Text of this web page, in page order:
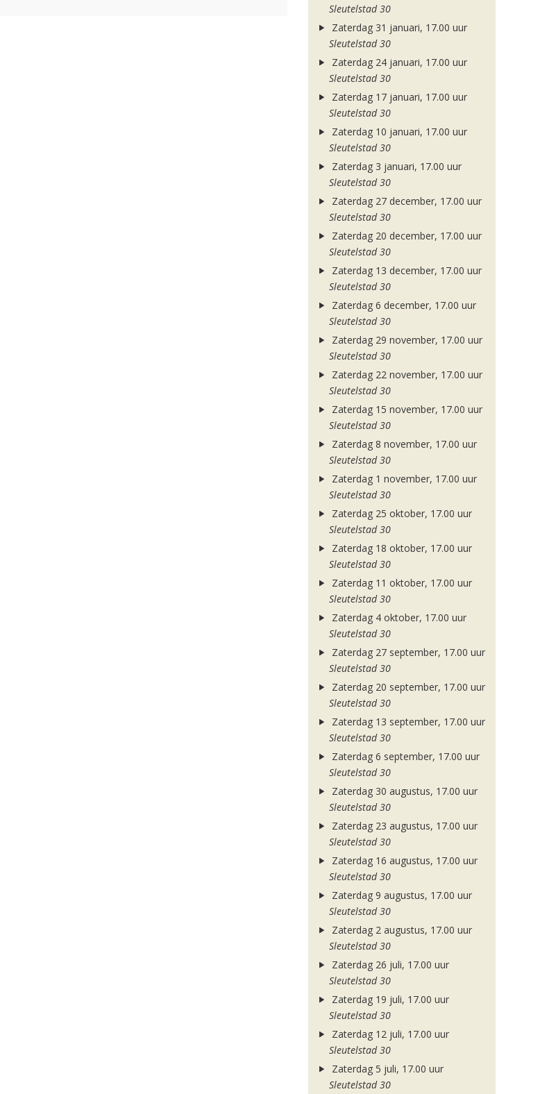
Sleutelstad 30
Zaterdag 31 januari, 17.00 uur
Sleutelstad 30
Zaterdag 24 januari, 17.00 uur
Sleutelstad 30
Zaterdag 17 januari, 17.00 uur
Sleutelstad 30
Zaterdag 10 januari, 17.00 uur
Sleutelstad 30
Zaterdag 3 januari, 17.00 uur
Sleutelstad 30
Zaterdag 27 december, 17.00 uur
Sleutelstad 30
Zaterdag 20 december, 17.00 uur
Sleutelstad 30
Zaterdag 13 december, 17.00 uur
Sleutelstad 30
Zaterdag 6 december, 17.00 uur
Sleutelstad 30
Zaterdag 29 november, 17.00 uur
Sleutelstad 30
Zaterdag 22 november, 17.00 uur
Sleutelstad 30
Zaterdag 15 november, 17.00 uur
Sleutelstad 30
Zaterdag 8 november, 17.00 uur
Sleutelstad 30
Zaterdag 1 november, 17.00 uur
Sleutelstad 30
Zaterdag 25 oktober, 17.00 uur
Sleutelstad 30
Zaterdag 18 oktober, 17.00 uur
Sleutelstad 30
Zaterdag 11 oktober, 17.00 uur
Sleutelstad 30
Zaterdag 4 oktober, 17.00 uur
Sleutelstad 30
Zaterdag 27 september, 17.00 uur
Sleutelstad 30
Zaterdag 20 september, 17.00 uur
Sleutelstad 30
Zaterdag 13 september, 17.00 uur
Sleutelstad 30
Zaterdag 6 september, 17.00 uur
Sleutelstad 30
Zaterdag 30 augustus, 17.00 uur
Sleutelstad 30
Zaterdag 23 augustus, 17.00 uur
Sleutelstad 30
Zaterdag 16 augustus, 17.00 uur
Sleutelstad 30
Zaterdag 9 augustus, 17.00 uur
Sleutelstad 30
Zaterdag 2 augustus, 17.00 uur
Sleutelstad 30
Zaterdag 26 juli, 17.00 uur
Sleutelstad 30
Zaterdag 19 juli, 17.00 uur
Sleutelstad 30
Zaterdag 12 juli, 17.00 uur
Sleutelstad 30
Zaterdag 5 juli, 17.00 uur
Sleutelstad 30